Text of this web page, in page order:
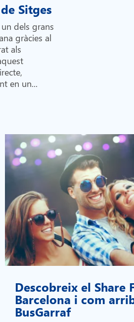
Sitges
dels grans
gràcies al
als
en un...
Descobreix el Share
Barcelona i com
BusGarraf